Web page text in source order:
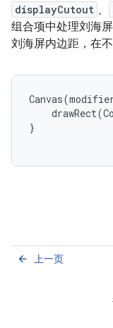
displayCutout 、
组合项中处理刘海
刘海屏内边距，在
Canvas(
drawRect(
}
上一页
arrow_back